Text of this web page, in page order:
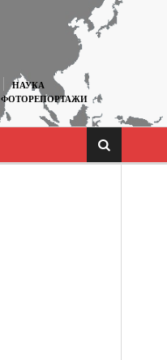
НАУКА
ФОТОРЕПОРТАЖИ